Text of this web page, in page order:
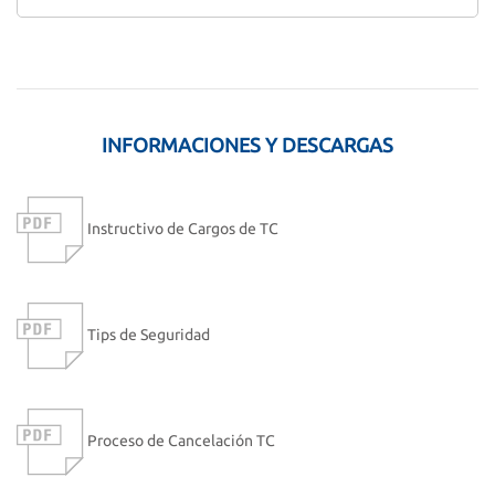
INFORMACIONES Y DESCARGAS
Instructivo de Cargos de TC
Tips de Seguridad
Proceso de Cancelación TC